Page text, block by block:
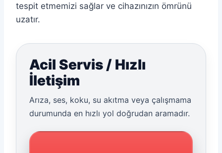
tespit etmemizi sağlar ve cihazınızın ömrünü
uzatır.
Acil Servis / Hızlı
İletişim
Arıza, ses, koku, su akıtma veya çalışmama
durumunda en hızlı yol doğrudan aramadır.